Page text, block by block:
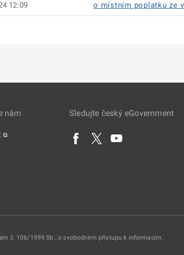
12:09 o místním poplatku ze
nám
⧉
Sledujte český eGovernment
č. 106/1999 Sb., o svobodném přístupu k informacím.